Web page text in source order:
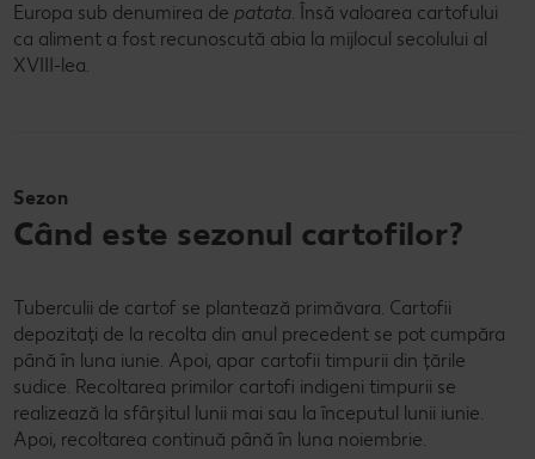
Europa sub denumirea de patata. Însă valoarea cartofului
ca aliment a fost recunoscută abia la mijlocul secolului al
XVIII-lea.
Sezon
Când este sezonul cartofilor?
Tuberculii de cartof se plantează primăvara. Cartofii
depozitați de la recolta din anul precedent se pot cumpăra
până în luna iunie. Apoi, apar cartofii timpurii din țările
sudice. Recoltarea primilor cartofi indigeni timpurii se
realizează la sfârșitul lunii mai sau la începutul lunii iunie.
Apoi, recoltarea continuă până în luna noiembrie.